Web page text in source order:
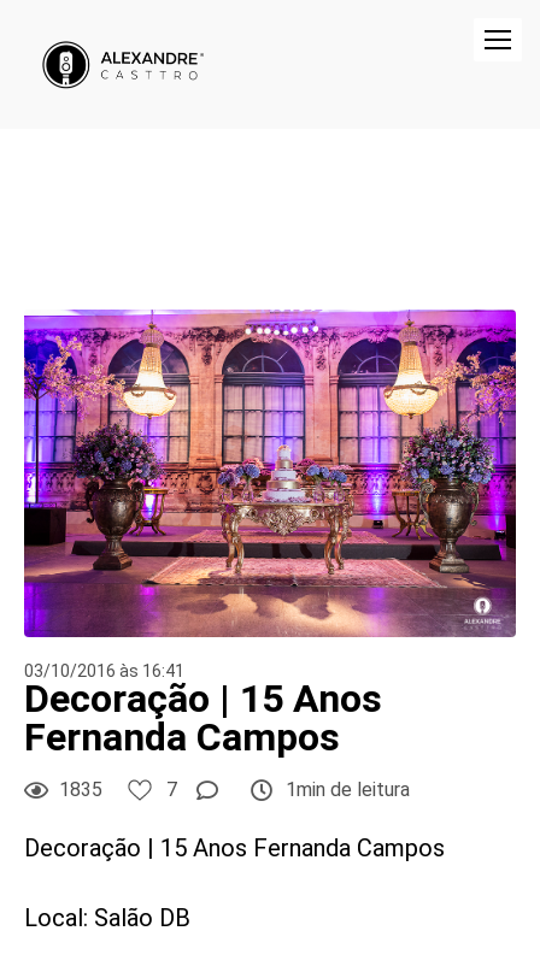
03/10/2016 às 16:41
Decoração | 15 Anos
Fernanda Campos
1835 7 1min de leitura
Decoração | 15 Anos Fernanda Campos
Local: Salão DB